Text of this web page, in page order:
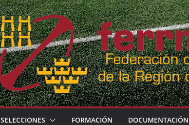
SELECCIONES FORMACIÓN DOCUMENTACIÓN